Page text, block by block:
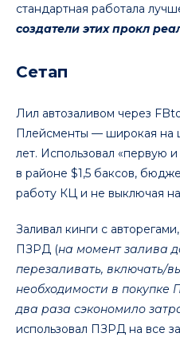
стандартная работала
создатели этих прокл
Сетап
Лил автозаливом через
Плейсменты — широкая на
лет. Использовал «первую
в районе $1,5 баксов,
работу КЦ и не выключая
Заливал кинги с
ПЗРД (на момент залива
перезаливать, включать/
необходимости в покупке
два раза сэкономило
использовал ПЗРД на все